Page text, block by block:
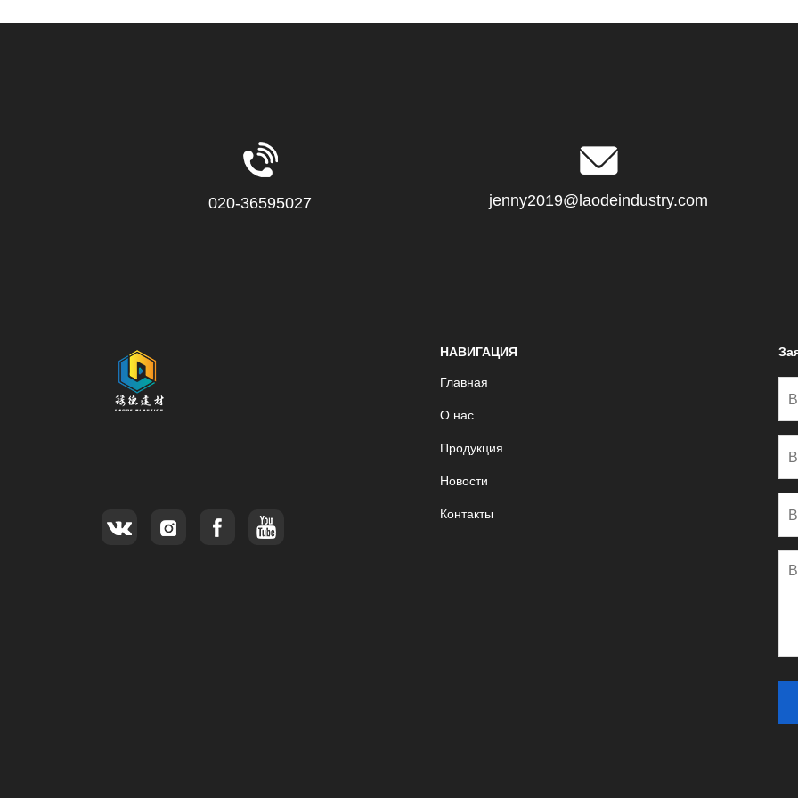
020-36595027 jenny2019@laodeindustry.com
НАВИГАЦИЯ
Главная
О нас
Продукция
Новости
Контакты